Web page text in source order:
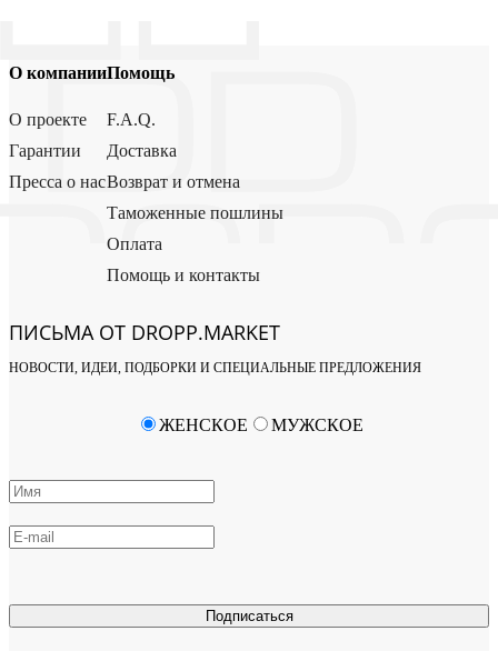
О компании
О проекте
Гарантии
Пресса о нас
Помощь
F.A.Q.
Доставка
Возврат и отмена
Таможенные пошлины
Оплата
Помощь и контакты
ПИСЬМА ОТ DROPP.MARKET
НОВОСТИ, ИДЕИ, ПОДБОРКИ И СПЕЦИАЛЬНЫЕ ПРЕДЛОЖЕНИЯ
Подписаться
ЖЕНСКОЕ МУЖСКОЕ